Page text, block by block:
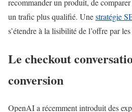
recommander un produit, de comparer
un trafic plus qualifié. Unestratégie
s’étendre à la lisibilité de l’offre par
Le checkout
conversion
OpenAI a récemment introduit des